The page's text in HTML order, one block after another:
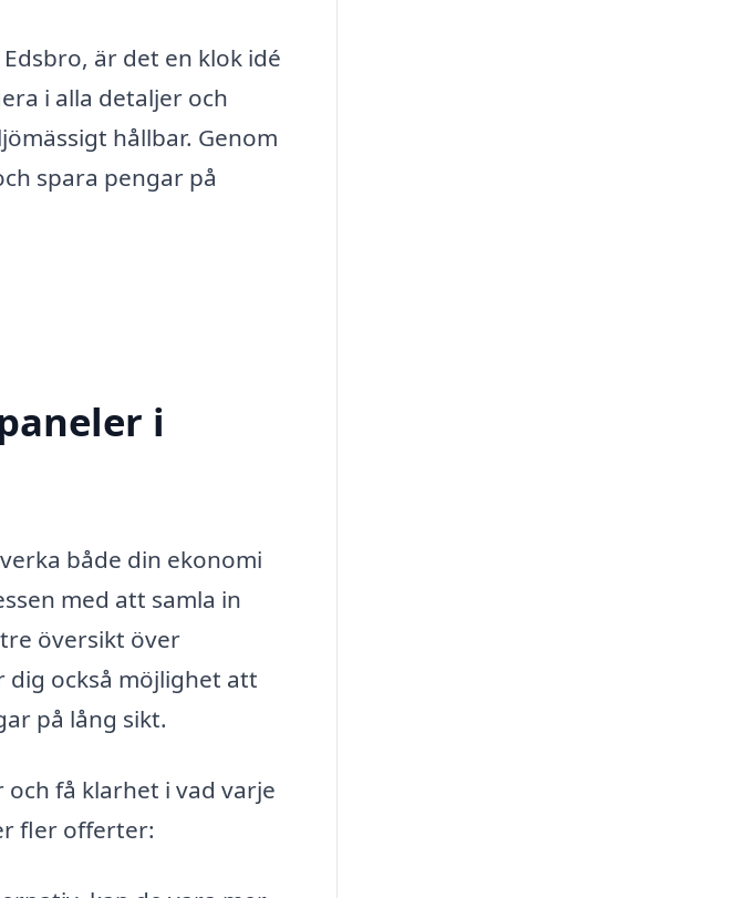
är det en klok idé
i alla detaljer och
hållbar. Genom
spara pengar på
i
både din ekonomi
med att samla in
översikt över
dig också möjlighet att
på lång sikt.
få klarhet i vad varje
fler offerter: